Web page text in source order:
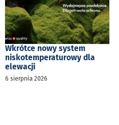
Wkrótce nowy system
niskotemperaturowy dla
elewacji
6 sierpnia 2026